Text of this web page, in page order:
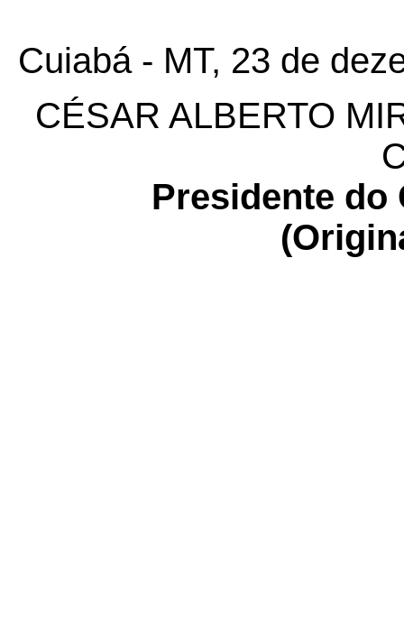
Cuiabá - MT, 23 de
CÉSAR ALBERTO
Presidente do